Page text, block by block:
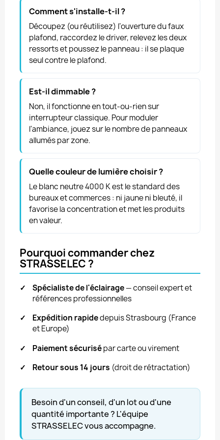
Comment s'installe-t-il ?
Découpez (ou réutilisez) l'ouverture du faux
plafond, raccordez le driver, relevez les deux
ressorts et poussez le panneau : il se plaque
seul contre le plafond.
Est-il dimmable ?
Non, il fonctionne en tout-ou-rien sur
interrupteur classique. Pour moduler
l'ambiance, jouez sur le nombre de panneaux
allumés par zone.
Quelle couleur de lumière choisir ?
Le blanc neutre 4000 K est le standard des
bureaux et commerces : ni jaune ni bleuté, il
favorise la concentration et met les produits
en valeur.
Pourquoi commander chez
STRASSELEC ?
✓ Spécialiste de l'éclairage— conseil expert et
références professionnelles
✓
Expédition rapidedepuis Strasbourg (France
et Europe)
✓
Paiement sécurisépar carte ou virement
✓
Retour sous 14 jours (droit de rétractation)
Besoin d'un conseil, d'un lot ou d'une
quantité importante ? L'équipe
STRASSELEC vous accompagne.